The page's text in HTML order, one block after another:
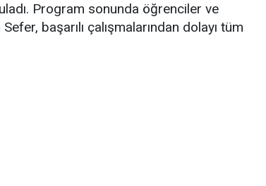
Program sonunda öğrenciler ve
başarılı çalışmalarından dolayı tüm